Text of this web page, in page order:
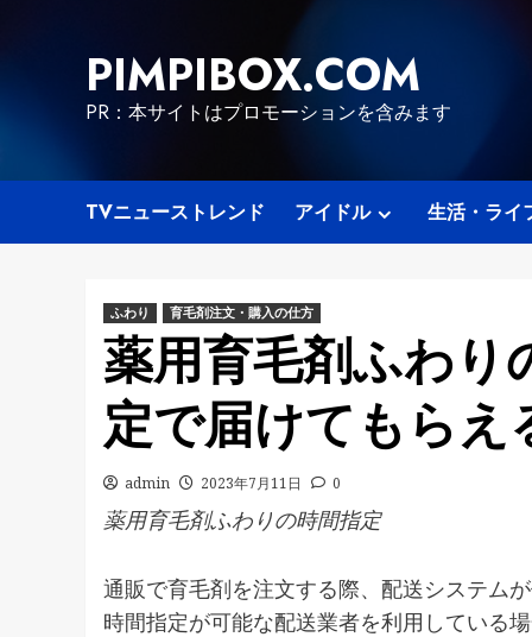
PIMPIBOX.COM
PR：本サイトはプロモーションを含みます
TVニューストレンド アイドル 生活・ライ
ふわり 育毛剤注文・購入の仕方
薬用育毛剤ふわり
定で届けてもらえ
admin 2023年7月11日 0
薬用育毛剤ふわりの時間指定
通販で育毛剤を注文する際、配送システム
時間指定が可能な配送業者を利用している